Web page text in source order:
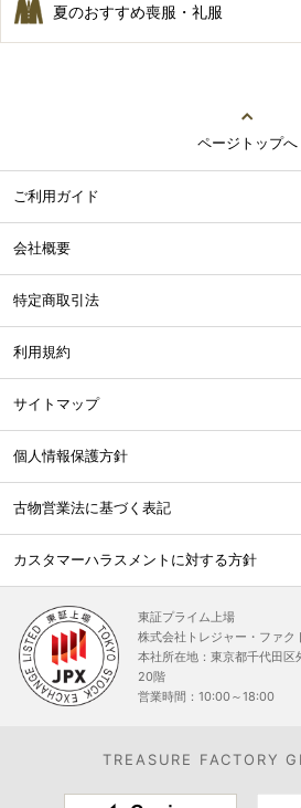
夏のおすすめ喪服・礼服
ページトップへ
ご利用ガイド
会社概要
特定商取引法
利用規約
サイトマップ
個人情報保護方針
古物営業法に基づく表記
カスタマーハラスメントに対する方針
東証プライム上場
株式会社トレジャー・ファク
本社所在地：東京都千代田
20階
営業時間：10:00～18:00
TREASURE FACTORY